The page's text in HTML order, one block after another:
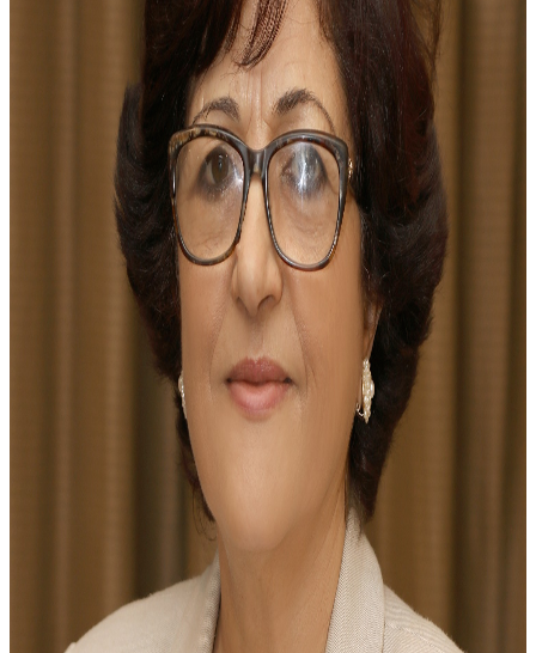
د. علي قنديل
رَحِمَهُ اللّٰهُ
د. علاّم خليل
د. بديع الصالح
د. باسل المصري
د. باسم كامل
د. فواز القضاة